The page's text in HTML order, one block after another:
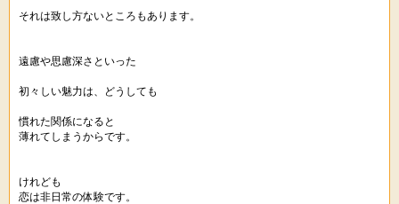
それは致し方ないところもあります。
遠慮や思慮深さといった
初々しい魅力は、どうしても
慣れた関係になると
薄れてしまうからです。
けれども
恋は非日常の体験です。